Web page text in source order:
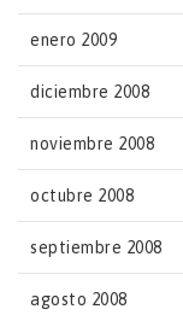
enero 2009
diciembre 2008
noviembre 2008
octubre 2008
septiembre 2008
agosto 2008